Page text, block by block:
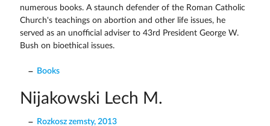
numerous books. A staunch defender of the Roman Catholic
Church's teachings on abortion and other life issues, he
served as an unofficial adviser to 43rd President George W.
Bush on bioethical issues.
Books
Nijakowski Lech M.
Rozkosz zemsty, 2013